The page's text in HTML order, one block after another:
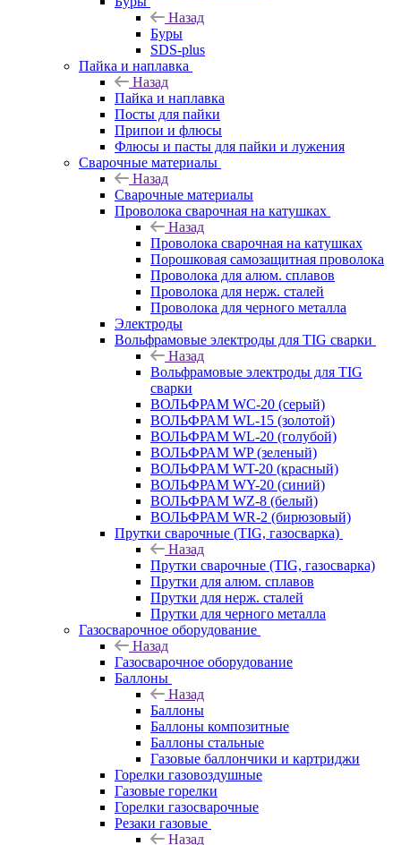
Назад
Буры
SDS-plus
Пайка и наплавка
Назад
Пайка и наплавка
Посты для пайки
Припои и флюсы
Флюсы и пасты для пайки и лужения
Сварочные материалы
Назад
Сварочные материалы
Проволока сварочная на катушках
Назад
Проволока сварочная на катушках
Порошковая самозащитная проволока
Проволока для алюм. сплавов
Проволока для нерж. сталей
Проволока для черного металла
Электроды
Вольфрамовые электроды для TIG сварки
Назад
Вольфрамовые электроды для TIG
сварки
ВОЛЬФРАМ WC-20 (серый)
ВОЛЬФРАМ WL-15 (золотой)
ВОЛЬФРАМ WL-20 (голубой)
ВОЛЬФРАМ WP (зеленый)
ВОЛЬФРАМ WT-20 (красный)
ВОЛЬФРАМ WY-20 (синий)
ВОЛЬФРАМ WZ-8 (белый)
ВОЛЬФРАМ WR-2 (бирюзовый)
Прутки сварочные (TIG, газосварка)
Назад
Прутки сварочные (TIG, газосварка)
Прутки для алюм. сплавов
Прутки для нерж. сталей
Прутки для черного металла
Газосварочное оборудование
Назад
Газосварочное оборудование
Баллоны
Назад
Баллоны
Баллоны композитные
Баллоны стальные
Газовые баллончики и картриджи
Горелки газовоздушные
Газовые горелки
Горелки газосварочные
Резаки газовые
Назад